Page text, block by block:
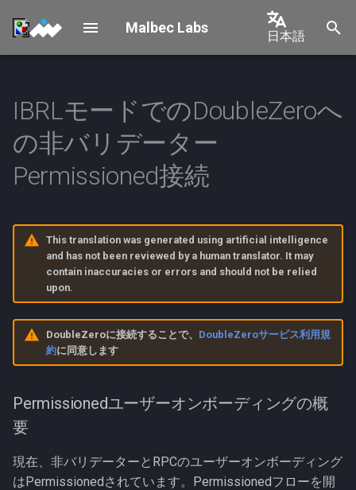
Malbec Labs
日本語
中文
Français
Italiano
検
初
期
Permissionedユーザーオン
ボーディングの概要
IBRLモードでのメインネット
ベータおよびテストネット接
1. 環境設定
2. DoubleZero Foundationへ
の連絡
3. IBRLモードでの接続
スト
Shelby Connection
Overview
Requirements & Architecture
Device Provisioning
Operations
OPS Management
Geolocation
Decommissioning
IBRLモードでのDoubleZeroへ
の非バリデーター
Permissioned接続
This translation was generated using artificial intelligence
and has not been reviewed by a human translator. It may
contain inaccuracies or errors and should not be relied
upon.
DoubleZeroに接続することで、 DoubleZeroサービス利用規
約に同意します
Permissionedユーザーオンボーディングの概
要
現在、非バリデーターとRPCのユーザーオンボーディング
はPermissionedされています。Permissionedフローを開